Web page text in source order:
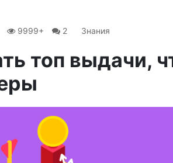
9999+ 2 Знания
топ выдачи,